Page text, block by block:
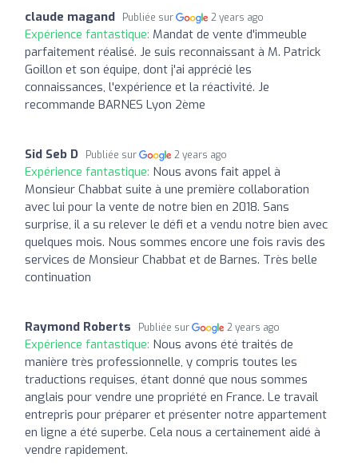
claude magand Publiée sur 2 years ago
Expérience fantastique: Mandat de vente d'immeuble
parfaitement réalisé. Je suis reconnaissant à M. Patrick
Goillon et son équipe, dont j'ai apprécié les
connaissances, l'expérience et la réactivité. Je
recommande BARNES Lyon 2ème
Sid Seb D Publiée sur 2 years ago
Expérience fantastique: Nous avons fait appel à
Monsieur Chabbat suite à une première collaboration
avec lui pour la vente de notre bien en 2018. Sans
surprise, il a su relever le défi et a vendu notre bien avec
quelques mois. Nous sommes encore une fois ravis des
services de Monsieur Chabbat et de Barnes. Très belle
continuation
Raymond Roberts Publiée sur 2 years ago
Expérience fantastique: Nous avons été traités de
manière très professionnelle, y compris toutes les
traductions requises, étant donné que nous sommes
anglais pour vendre une propriété en France. Le travail
entrepris pour préparer et présenter notre appartement
en ligne a été superbe. Cela nous a certainement aidé à
vendre rapidement.